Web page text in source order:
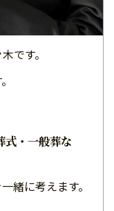
です。
・一般葬な
緒に考えます。